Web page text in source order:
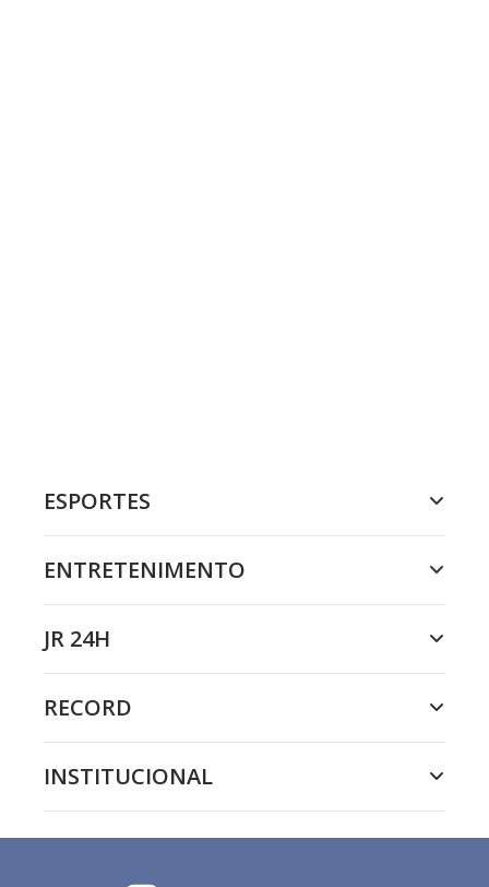
ESPORTES
ENTRETENIMENTO
JR 24H
RECORD
INSTITUCIONAL